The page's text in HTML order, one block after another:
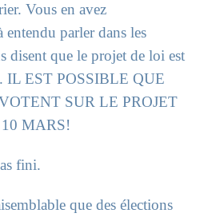
Vous en avez
entendu parler dans les
disent que le projet de loi est
IL EST POSSIBLE QUE
SUR LE PROJET
MARS!
fini.
que des élections